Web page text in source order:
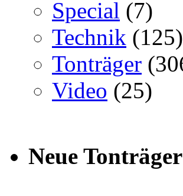
Special (7)
Technik (125)
Tonträger
Video (25)
Neue Tonträger